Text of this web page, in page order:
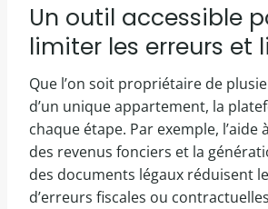
Un outil accessible
limiter les erreurs et
Que l’on soit propriétaire de
d’un unique appartement, la
chaque étape. Par exemple, l’aide
des revenus fonciers et la
des documents légaux réduisent
d’erreurs fiscales ou